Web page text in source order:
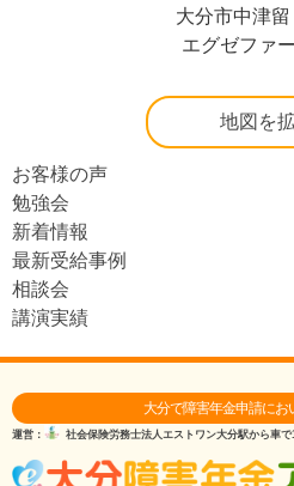
大分市中津留
エグゼファ
地図を
お客様の声
勉強会
新着情報
最新受給事例
相談会
講演実績
大分で障害年金申請にお
運営： 社会保険労務士法人エストワン大分駅から車で